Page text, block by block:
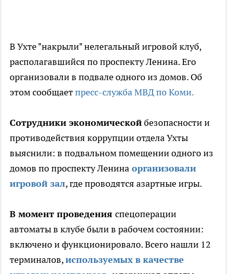
В Ухте "накрыли" нелегальный игровой клуб,
располагавшийся по проспекту Ленина. Его
организовали в подвале одного из домов. Об
этом сообщаетпресс-служба МВД по Коми.
Сотрудники экономическойбезопасности и
противодействия коррупции отдела Ухты
выяснили: в подвальном помещении одного из
домов по проспекту Ленина организовали
игровой зал, где проводятся азартные игры.
В момент проведения спецоперации
автоматы в клубе были в рабочем состоянии:
включено и функционировало. Всего нашли 12
терминалов,используемых в качестве